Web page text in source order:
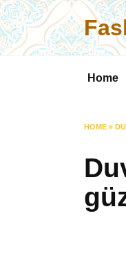
Skip
to
content
Home
HOME »